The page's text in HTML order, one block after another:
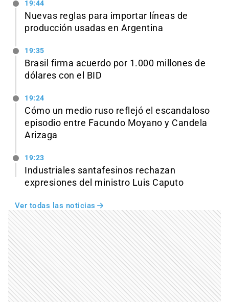
19:44
Nuevas reglas para importar líneas de
producción usadas en Argentina
19:35
Brasil firma acuerdo por 1.000 millones de
dólares con el BID
19:24
Cómo un medio ruso reflejó el escandaloso
episodio entre Facundo Moyano y Candela
Arizaga
19:23
Industriales santafesinos rechazan
expresiones del ministro Luis Caputo
Ver todas las noticias